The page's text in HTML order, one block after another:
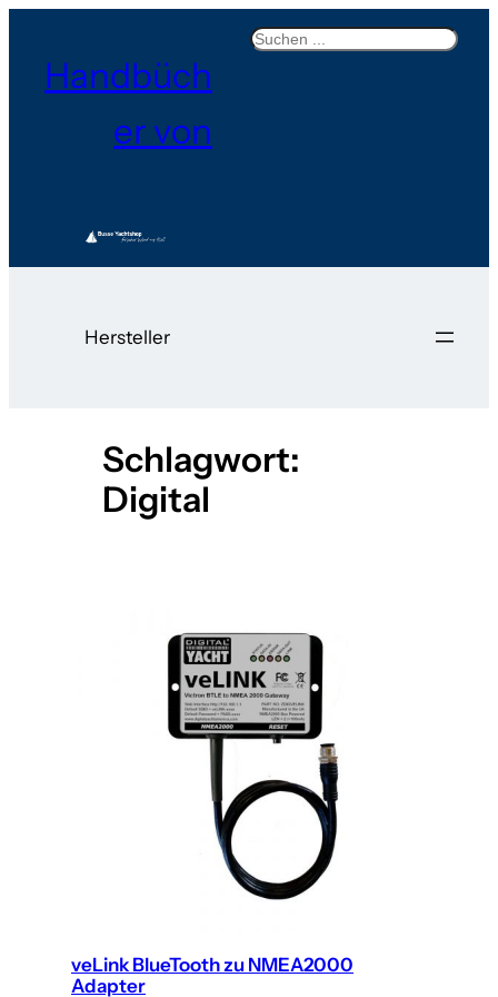
springen
Search
Handbüch
er von
Hersteller
Schlagwort:
Digital
veLink BlueTooth zu NMEA2000
Adapter